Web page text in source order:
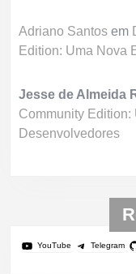
Adriano Santos em
Edition: Uma Nova
Jesse de Almeida
Community Edition:
Desenvolvedores
YouTube Telegram